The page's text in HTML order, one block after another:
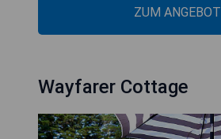
ZUM ANGEBOT
Wayfarer Cottage